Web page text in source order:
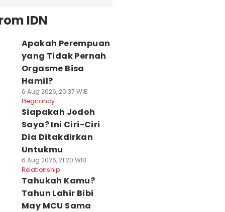
IDN
Apakah Perempuan
yang Tidak Pernah
Orgasme Bisa
Hamil?
6 Aug 2026, 20:37 WIB
Pregnancy
Siapakah Jodoh
Saya? Ini Ciri-Ciri
Dia Ditakdirkan
Untukmu
6 Aug 2026, 21:20 WIB
Relationship
Tahukah Kamu?
Tahun Lahir Bibi
May MCU Sama